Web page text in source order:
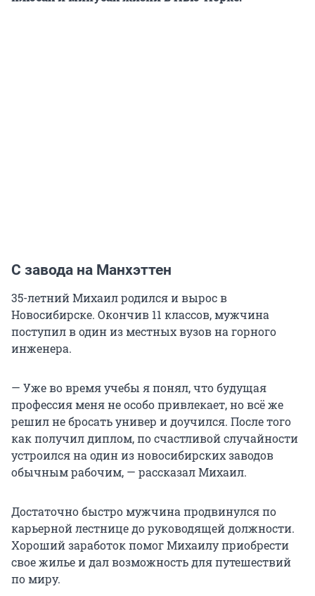
С завода на Манхэттен
35-летний Михаил родился и вырос в
Новосибирске. Окончив 11 классов, мужчина
поступил в один из местных вузов на горного
инженера.
— Уже во время учебы я понял, что будущая
профессия меня не особо привлекает, но всё же
решил не бросать универ и доучился. После того
как получил диплом, по счастливой случайности
устроился на один из новосибирских заводов
обычным рабочим, — рассказал Михаил.
Достаточно быстро мужчина продвинулся по
карьерной лестнице до руководящей должности.
Хороший заработок помог Михаилу приобрести
свое жилье и дал возможность для путешествий
по миру.